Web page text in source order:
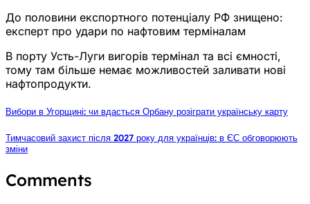
До половини експортного потенціалу РФ знищено:
експерт про удари по нафтовим терміналам
В порту Усть-Луги вигорів термінал та всі ємності,
тому там більше немає можливостей заливати нові
нафтопродукти.
Вибори в Угорщині: чи вдасться Орбану розіграти українську карту
Тимчасовий захист після 2027 року для українців: в ЄС обговорюють
зміни
Comments